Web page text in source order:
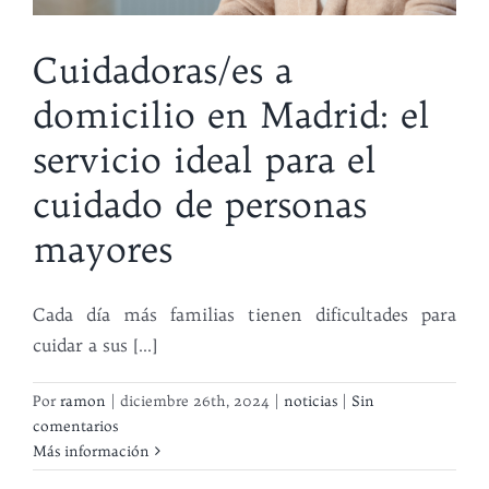
Cuidadoras/es a
domicilio en Madrid: el
servicio ideal para el
cuidado de personas
mayores
Cada día más familias tienen dificultades para
cuidar a sus [...]
Porramon diciembre 26th, 2024 noticias
Sin
comentarios
Más información